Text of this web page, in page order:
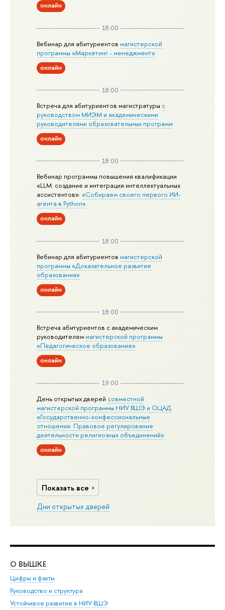
онлайн
18:00
Вебинар для абитуриентовмагистерской
программы «Маркетинг - менеджмент»
онлайн
18:00
Встреча для абитуриентов магистратуры с
руководством МИЭМ и академическими
руководителями образовательных программ
онлайн
18:00
Вебинар программы повышения квалификации
«LLM: создание и интеграция интеллектуальных
ассистентов»:«Собираем своего первого ИИ-
агента в Python»
онлайн
18:00
Вебинар для абитуриентовмагистерской
программы «Доказательное развитие
образования»
онлайн
18:00
Встреча абитуриентов с академическим
руководителеммагистерской программы
«Педагогическое образование»
онлайн
19:00
День открытых дверей совместной
магистерской программы НИУ ВШЭ и ОЦАД
«Государственно-конфессиональные
отношения. Правовое регулирование
деятельности религиозных объединений»
онлайн
Показать все
Дни открытых дверей
О ВЫШКЕ
Цифры и факты
Руководство и структура
Устойчивое развитие в НИУ ВШЭ